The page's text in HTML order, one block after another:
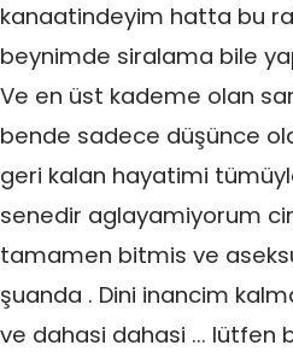
kanaatindeyim hatta bu
beynimde siralama bile
Ve en üst kademe olan
bende sadece düşünce
geri kalan hayatimi
senedir aglayamiyorum
tamamen bitmis ve
şuanda . Dini inancim
ve dahasi dahasi ... lütfen